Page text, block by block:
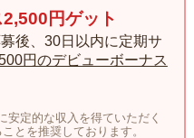
円ゲット
後、30日以内に定期サ
円のデビューボーナス
安定的な収入を得ていただく
とを推奨しております。